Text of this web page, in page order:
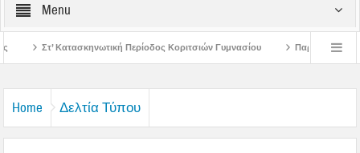
Menu
Περίοδος Κοριτσιών Γυμνασίου Παρακλήσεις πρώτης εβδομάδος
Home Δελτία Τύπου